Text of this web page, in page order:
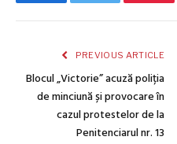
PREVIOUS ARTICLE
Blocul „Victorie” acuză poliția
de minciună și provocare în
cazul protestelor de la
Penitenciarul nr. 13